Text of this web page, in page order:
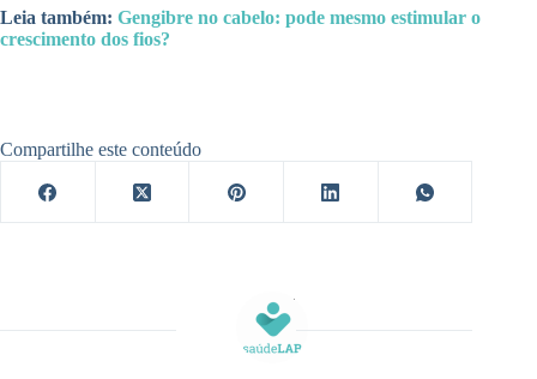
Leia também: Gengibre no cabelo: pode mesmo estimular o
crescimento dos fios?
Compartilhe este conteúdo